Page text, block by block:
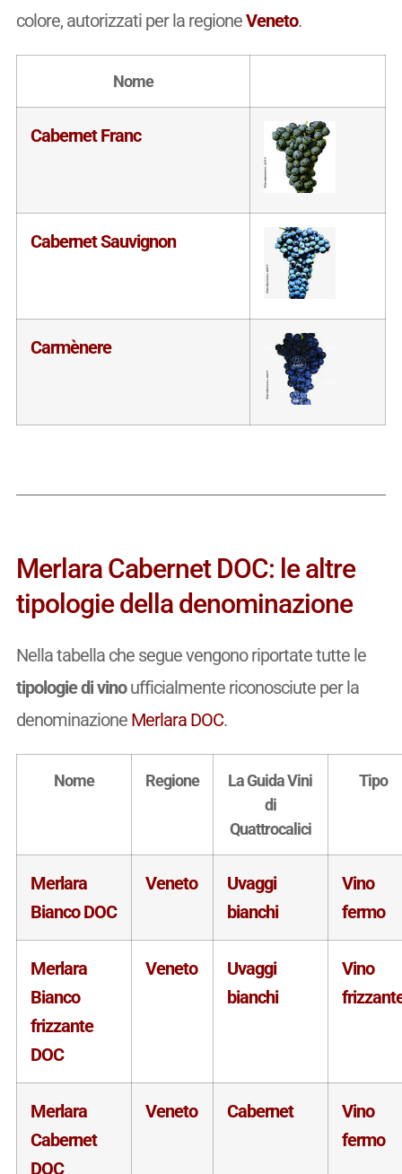
colore, autorizzati per la regioneVeneto.
Nome
Cabernet Franc
Cabernet Sauvignon
Carmènere
Merlara Cabernet DOC: le altre
tipologie della denominazione
Nella tabella che segue vengono riportate tutte le
tipologie di vinoufficialmente riconosciute per la
denominazione Merlara DOC.
Nome Regione
La Guida Vini
di
Quattrocalici
Tipo
Merlara
Bianco DOC
Veneto
Uvaggi
bianchi
Vino
fermo
Merlara
Bianco
frizzante
DOC
Veneto
Uvaggi
bianchi
Vino
Merlara
Cabernet
DOC
Veneto Cabernet
Vino
fermo